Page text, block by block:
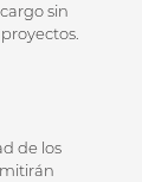
sin
de los